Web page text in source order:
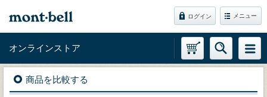
ログイン メニュー
オンラインストア
商品を比較する